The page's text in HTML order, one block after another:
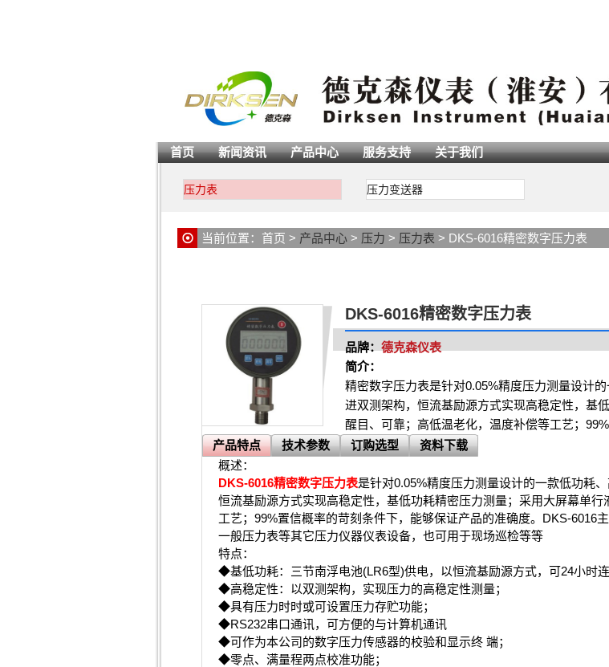
首页 新闻资讯 产品中心 服务支持 关于我们
压力表 压力变送器
当前位置： 首页 > 产品中心 > 压力 > 压力表 > DKS-6016精密数字压力表
DKS-6016精密数字压力表
品牌： 德克森仪表
简介：
精密数字压力表是针对0.05%精度压力测量设计
进双测架构，恒流基励源方式实现高稳定性，基
醒目、可靠；高低温老化，温度补偿等工艺；
产品特点
技术参数 订购选型
资料下载
概述：
DKS-6016精密数字压力表是针对0.05%精度压力测量设计的一款低功耗
恒流基励源方式实现高稳定性，基低功耗精密压力测量；采用大屏幕单
工艺；99%置信概率的苛刻条件下，能够保证产品的准确度。DKS-6016
一般压力表等其它压力仪器仪表设备，也可用于现场巡检等等
特点：
◆基低功耗：三节南浮电池(LR6型)供电，以恒流基励源方式，可24小时连
◆高稳定性：以双测架构，实现压力的高稳定性测量；
◆具有压力时时或可设置压力存贮功能；
◆RS232串口通讯，可方便的与计算机通讯
◆可作为本公司的数字压力传感器的校验和显示终 端；
◆零点、满量程两点校准功能；